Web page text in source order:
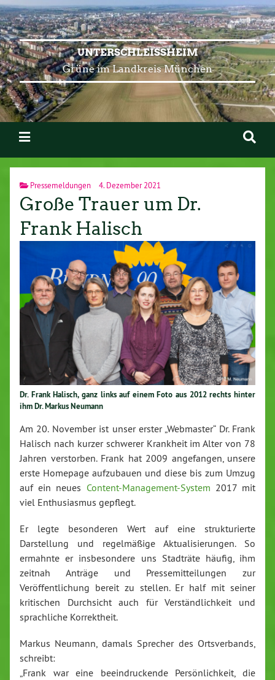
UNTERSCHLEISSHEIM
Grüne im Landkreis München
Pressemeldungen 4. Dezember 2021
Große Trauer um Dr.
Frank Halisch
Dr. Frank Halisch, ganz links auf einem Foto aus 2012 rechts hinter
ihm Dr. Markus Neumann
Am 20. November ist unser erster „Webmaster“ Dr. Frank
Halisch nach kurzer schwerer Krankheit im Alter von 78
Jahren verstorben. Frank hat 2009 angefangen, unsere
erste Homepage aufzubauen und diese bis zum Umzug
auf ein neues Content-Management-System 2017 mit
viel Enthusiasmus gepflegt.
Er legte besonderen Wert auf eine strukturierte
Darstellung und regelmäßige Aktualisierungen. So
ermahnte er insbesondere uns Stadträte häufig, ihm
zeitnah Anträge und Pressemitteilungen zur
Veröffentlichung bereit zu stellen. Er half mit seiner
kritischen Durchsicht auch für Verständlichkeit und
sprachliche Korrektheit.
Markus Neumann, damals Sprecher des Ortsverbands,
schreibt:
„Frank war eine beeindruckende Persönlichkeit, die